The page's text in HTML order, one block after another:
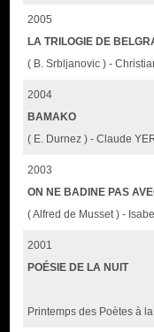
2005
LA TRILOGIE DE
( B. Srbljanovic ) -
2004
BAMAKO
( E. Durnez ) - Claude
2003
ON NE BADINE PAS
( Alfred de Musset ) -
2001
POÉSIE DE LA NUIT
Printemps des Poètes à